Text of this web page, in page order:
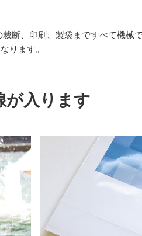
断、印刷、製袋まですべて機械で
ります。
が入ります